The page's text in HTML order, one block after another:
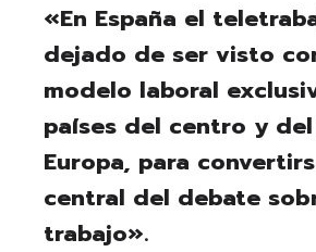
«En España el
dejado de ser visto
modelo laboral
países del centro y
Europa, para
central del debate
trabajo».